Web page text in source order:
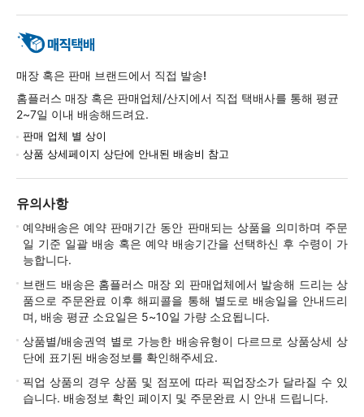
매장 혹은 판매 브랜드에서 직접 발송!
홈플러스 매장 혹은 판매업체/산지에서 직접 택배사를 통해 평균
2~7일 이내 배송해드려요.
판매 업체 별 상이
상품 상세페이지 상단에 안내된 배송비 참고
유의사항
예약배송은 예약 판매기간 동안 판매되는 상품을 의미하며 주문
일 기준 일괄 배송 혹은 예약 배송기간을 선택하신 후 수령이 가
능합니다.
브랜드 배송은 홈플러스 매장 외 판매업체에서 발송해 드리는 상
품으로 주문완료 이후 해피콜을 통해 별도로 배송일을 안내드리
며, 배송 평균 소요일은 5~10일 가량 소요됩니다.
상품별/배송권역 별로 가능한 배송유형이 다르므로 상품상세 상
단에 표기된 배송정보를 확인해주세요.
픽업 상품의 경우 상품 및 점포에 따라 픽업장소가 달라질 수 있
습니다. 배송정보 확인 페이지 및 주문완료 시 안내 드립니다.